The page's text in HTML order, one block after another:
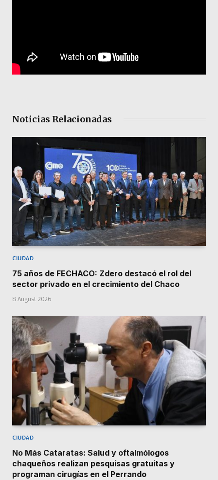
Noticias Relacionadas
CIUDAD
75 años de FECHACO: Zdero destacó el rol del
sector privado en el crecimiento del Chaco
8 August 2026
CIUDAD
No Más Cataratas: Salud y oftalmólogos
chaqueños realizan pesquisas gratuitas y
programan cirugías en el Perrando